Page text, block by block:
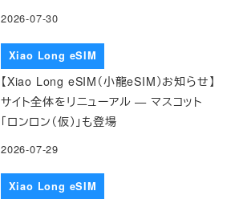
2026-07-30
Xiao Long eSIM
【Xiao Long eSIM（小龍eSIM）お知らせ】
サイト全体をリニューアル — マスコット
「ロンロン（仮）」も登場
2026-07-29
Xiao Long eSIM